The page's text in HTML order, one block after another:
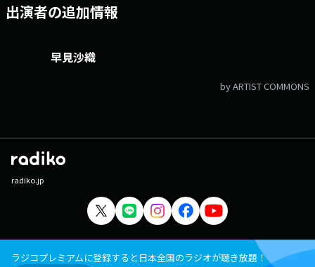
出演者の追加情報
早見沙織
by ARTIST COMMONS
radiko.jp
ラジコプレミアムに登録すると日本全国のラジオが聴き放題！